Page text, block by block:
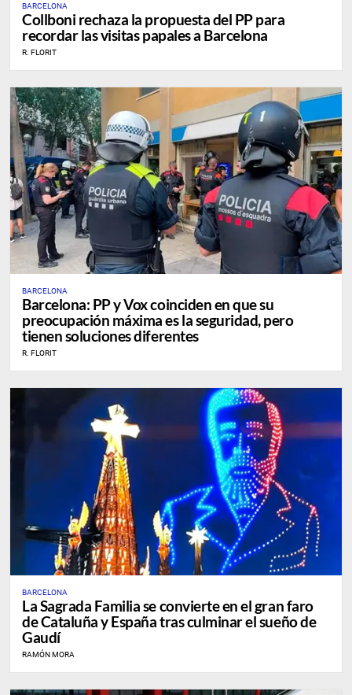
BARCELONA
Collboni rechaza la propuesta del PP para
recordar las visitas papales a Barcelona
R. FLORIT
BARCELONA
Barcelona: PP y Vox coinciden en que su
preocupación máxima es la seguridad, pero
tienen soluciones diferentes
R. FLORIT
BARCELONA
La Sagrada Familia se convierte en el gran faro
de Cataluña y España tras culminar el sueño de
Gaudí
RAMÓN MORA